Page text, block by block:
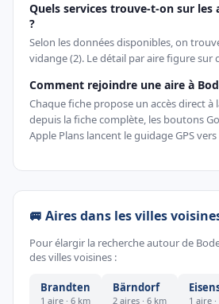
Quels services trouve-t-on sur les
?
Selon les données disponibles, on
vidange (2). Le détail par aire figure sur
Comment rejoindre une aire à
Chaque fiche propose un accès direct à
depuis la fiche complète, les boutons
Apple Plans lancent le guidage GPS
🚐 Aires dans les villes
Pour élargir la recherche autour de
des villes voisines :
Brandten
1 aire · 6 km
Bärndorf
2 aires · 6 km 1 aire